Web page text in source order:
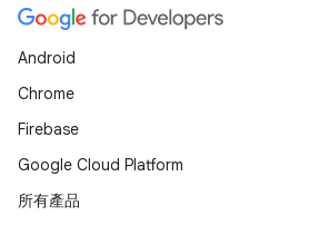
Android
Chrome
Firebase
Google Cloud Platform
所有產品